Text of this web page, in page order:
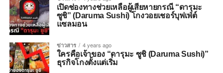
เปิดช่องทางช่วยเหลือผู้เสียหายกรณี “ดารุมะ
ซูชิ” (Daruma Sushi) โกงวอยเชอร์บุฟเฟ่ต์
แซลมอน
ข่าวสาร 4 years ago
ใครคือเจ้าของ “ดารุมะ ซูชิ (Daruma Sushi)”
ธุรกิจโกงตั้งแต่เริ่ม